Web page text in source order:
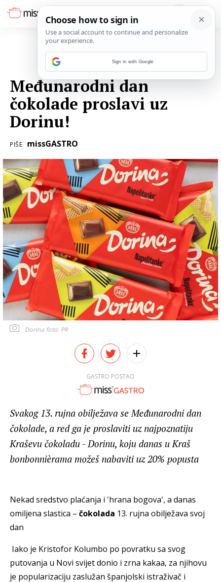
Međunarodni dan
čokolade proslavi uz
Dorinu!
PIŠE missGASTRO
Dorina foto: PR
GASTRO POSTAO
Svakog 13. rujna obilježava se Međunarodni dan
čokolade, a red ga je proslaviti uz najpoznatiju
Kraševu čokoladu - Dorinu, koju danas u Kraš
bonbonnièrama možeš nabaviti uz 20% popusta
Nekad sredstvo plaćanja i 'hrana bogova', a danas
omiljena slastica – čokolada 13. rujna obilježava svoj
dan
Iako je Kristofor Kolumbo po povratku sa svog
putovanja u Novi svijet donio i zrna kakaa, za njihovu
je popularizaciju zaslužan španjolski istraživač i
Sign in with Google